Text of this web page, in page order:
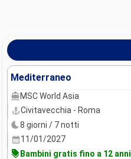
Mediterraneo
MSC World Asia
Civitavecchia - Roma
8 giorni / 7 notti
11/01/2027
Bambini gratis fino a 12 anni